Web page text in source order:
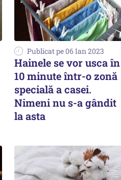
Publicat pe 06 Ian 2023
Hainele se vor usca în
10 minute într-o zonă
specială a casei.
Nimeni nu s-a gândit
la asta